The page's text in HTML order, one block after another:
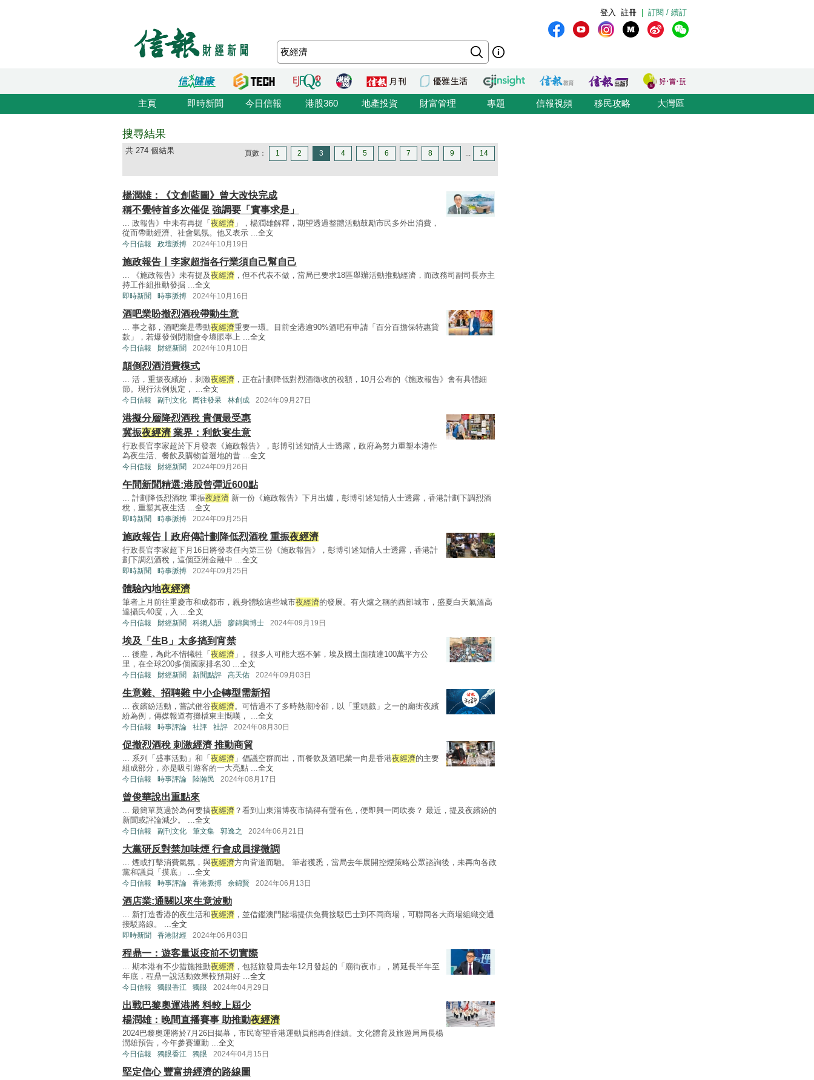
訂閱 / 續訂
註冊
登入
主頁 即時新聞 今日信報 港股360 地產投資 財富管理 專題 信報視頻 移民攻略 大灣區
搜尋結果
共 274 個結果 頁數： 1 2 3 4 5 6 7 8 9 ... 14
楊潤雄：《文創藍圖》曾大改快完成
稱不覺特首多次催促 強調要「實事求是」
... 政報告》中未有再提「 夜經濟 」，楊潤雄解釋，期望透過整體活動鼓勵市民多外出消費，
從而帶動經濟、社會氣氛。他又表示 ...全文
今日信報 政壇脈搏 2024年10月19日
施政報告丨李家超指各行業須自己幫自己
... 《施政報告》未有提及夜經濟 ，但不代表不做，當局已要求18區舉辦活動推動經濟，而政務司副司長亦主
持工作組推動發掘 ...全文
即時新聞 時事脈搏 2024年10月16日
酒吧業盼撤烈酒稅帶動生意
... 事之都，酒吧業是帶動夜經濟重要一環。目前全港逾90%酒吧有申請「百分百擔保特惠貸
款」，若爆發倒閉潮會令壞賬率上 ...全文
今日信報 財經新聞 2024年10月10日
顛倒烈酒消費模式
... 活，重振夜繽紛，刺激夜經濟 ，正在計劃降低對烈酒徵收的稅額，10月公布的《施政報告》會有具體細
節。現行法例規定， ...全文
今日信報 副刊文化 嚮往發呆 林創成 2024年09月27日
港擬分層降烈酒稅 貴價最受惠
冀振夜經濟業界：利飲宴生意
行政長官李家超於下月發表《施政報告》，彭博引述知情人士透露，政府為努力重塑本港作
為夜生活、餐飲及購物首選地的昔 ...全文
今日信報 財經新聞 2024年09月26日
午間新聞精選:港股曾彈近600點
... 計劃降低烈酒稅 重振夜經濟 新一份《施政報告》下月出爐，彭博引述知情人士透露，香港計劃下調烈酒
稅，重塑其夜生活 ...全文
即時新聞 時事脈搏 2024年09月25日
施政報告丨政府傳計劃降低烈酒稅 重振夜經濟
行政長官李家超下月16日將發表任內第三份《施政報告》，彭博引述知情人士透露，香港計
劃下調烈酒稅，這個亞洲金融中 ...全文
即時新聞 時事脈搏 2024年09月25日
體驗內地夜經濟
筆者上月前往重慶市和成都市，親身體驗這些城市夜經濟的發展。有火爐之稱的西部城市，盛夏白天氣溫高
達攝氏40度，入 ...全文
今日信報 財經新聞 科網人語 廖錦興博士 2024年09月19日
埃及「生B」太多搞到宵禁
... 後塵，為此不惜犧牲「 夜經濟 」。很多人可能大惑不解，埃及國土面積達100萬平方公
里，在全球200多個國家排名30 ...全文
今日信報 財經新聞 新聞點評 高天佑 2024年09月03日
生意難、招聘難 中小企轉型需新招
... 夜繽紛活動，嘗試催谷夜經濟。可惜過不了多時熱潮冷卻，以「重頭戲」之一的廟街夜繽
紛為例，傳媒報道有攤檔東主慨嘆， ...全文
今日信報 時事評論 社評 社評 2024年08月30日
促撤烈酒稅 刺激經濟 推動商貿
... 系列「盛事活動」和「 夜經濟 」倡議空群而出，而餐飲及酒吧業一向是香港夜經濟的主要
組成部分，亦是吸引遊客的一大亮點 ...全文
今日信報 時事評論 陸瀚民 2024年08月17日
曾俊華說出重點來
... 最簡單莫過於為何要搞夜經濟 ？看到山東淄博夜市搞得有聲有色，便即興一同吹奏？ 最近，提及夜繽紛的
新聞或評論減少。 ...全文
今日信報 副刊文化 筆文集 郭逸之 2024年06月21日
大黨研反對禁加味煙 行會成員撐微調
... 煙或打擊消費氣氛，與夜經濟方向背道而馳。 筆者獲悉，當局去年展開控煙策略公眾諮詢後，未再向各政
黨和議員「摸底」 ...全文
今日信報 時事評論 香港脈搏 余錦賢 2024年06月13日
酒店業:通關以來生意波動
... 新打造香港的夜生活和夜經濟 ，並借鑑澳門賭場提供免費接駁巴士到不同商場，可聯同各大商場組織交通
接駁路線。 ...全文
即時新聞 香港財經 2024年06月03日
程鼎一：遊客量返疫前不切實際
... 期本港有不少措施推動夜經濟 ，包括旅發局去年12月發起的「廟街夜市」，將延長半年至
年底，程鼎一說活動效果較預期好 ...全文
今日信報 獨眼香江 獨眼 2024年04月29日
出戰巴黎奧運港將 料較上屆少
楊潤雄：晚間直播賽事 助推動夜經濟
2024巴黎奧運將於7月26日揭幕，市民寄望香港運動員能再創佳績。文化體育及旅遊局局長楊
潤雄預告，今年參賽運動 ...全文
今日信報 獨眼香江 獨眼 2024年04月15日
堅定信心 豐富拚經濟的路線圖